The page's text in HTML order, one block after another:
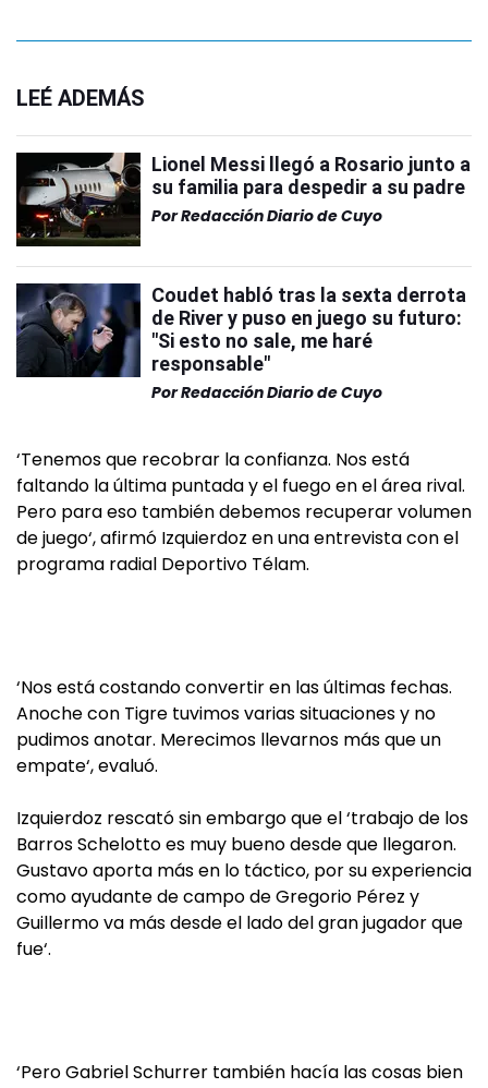
LEÉ ADEMÁS
Lionel Messi llegó a Rosario junto a
su familia para despedir a su padre
PorRedacción Diario de Cuyo
Coudet habló tras la sexta derrota
de River y puso en juego su futuro:
"Si esto no sale, me haré
responsable"
PorRedacción Diario de Cuyo
‘Tenemos que recobrar la confianza. Nos está
faltando la última puntada y el fuego en el área rival.
Pero para eso también debemos recuperar volumen
de juego‘, afirmó Izquierdoz en una entrevista con el
programa radial Deportivo Télam.
‘Nos está costando convertir en las últimas fechas.
Anoche con Tigre tuvimos varias situaciones y no
pudimos anotar. Merecimos llevarnos más que un
empate‘, evaluó.
Izquierdoz rescató sin embargo que el ‘trabajo de los
Barros Schelotto es muy bueno desde que llegaron.
Gustavo aporta más en lo táctico, por su experiencia
como ayudante de campo de Gregorio Pérez y
Guillermo va más desde el lado del gran jugador que
fue‘.
‘Pero Gabriel Schurrer también hacía las cosas bien